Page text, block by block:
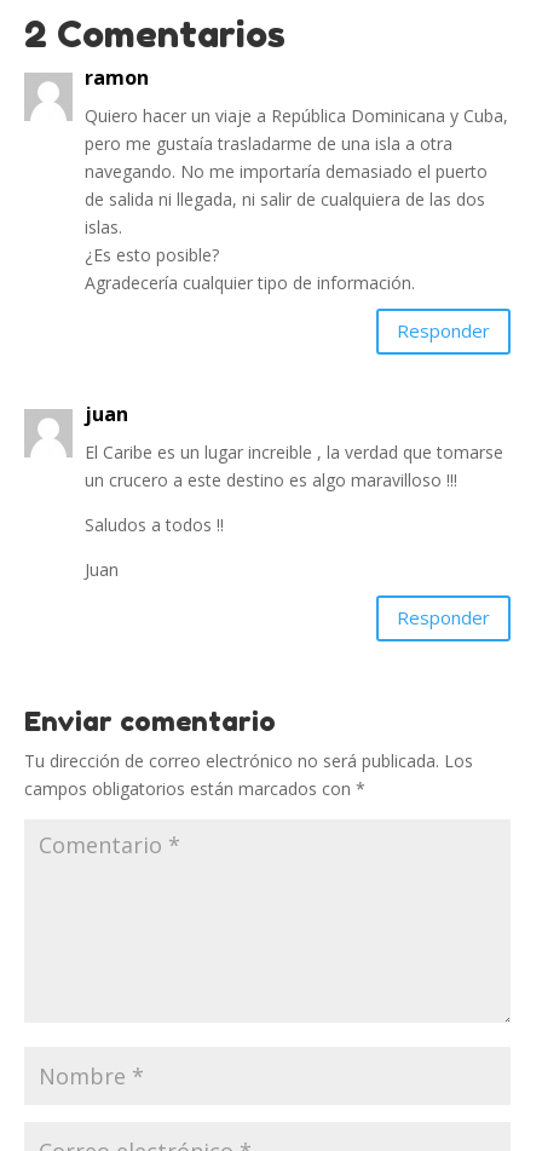
2 Comentarios
ramon
Quiero hacer un viaje a República Dominicana y Cuba,
pero me gustaía trasladarme de una isla a otra
navegando. No me importaría demasiado el puerto
de salida ni llegada, ni salir de cualquiera de las dos
islas.
¿Es esto posible?
Agradecería cualquier tipo de información.
Responder
juan
El Caribe es un lugar increible , la verdad que tomarse
un crucero a este destino es algo maravilloso !!!
Saludos a todos !!
Juan
Responder
Enviar comentario
Tu dirección de correo electrónico no será publicada. Los
campos obligatorios están marcados con *